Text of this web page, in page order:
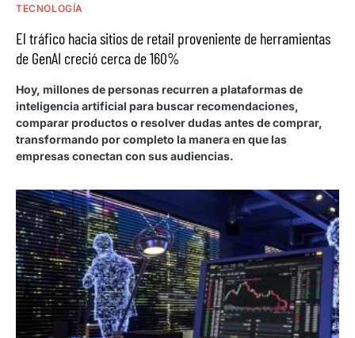
TECNOLOGÍA
El tráfico hacia sitios de retail proveniente de herramientas
de GenAI creció cerca de 160%
Hoy, millones de personas recurren a plataformas de
inteligencia artificial para buscar recomendaciones,
comparar productos o resolver dudas antes de comprar,
transformando por completo la manera en que las
empresas conectan con sus audiencias.